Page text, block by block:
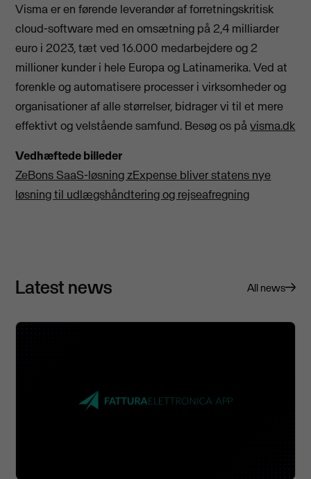
Visma er en førende leverandør af forretningskritisk
cloud-software med en omsætning på 2,4 milliarder
euro i 2023, tæt ved 16.000 medarbejdere og 2
millioner kunder i hele Europa og Latinamerika. Ved at
forenkle og automatisere processer i virksomheder og
organisationer af alle størrelser, bidrager vi til et mere
effektivt og velstående samfund. Besøg os påvisma.dk
Vedhæftede billeder
ZeBons SaaS-løsning zExpense bliver statens nye
løsning til udlægshåndtering og rejseafregning
Latest news All news